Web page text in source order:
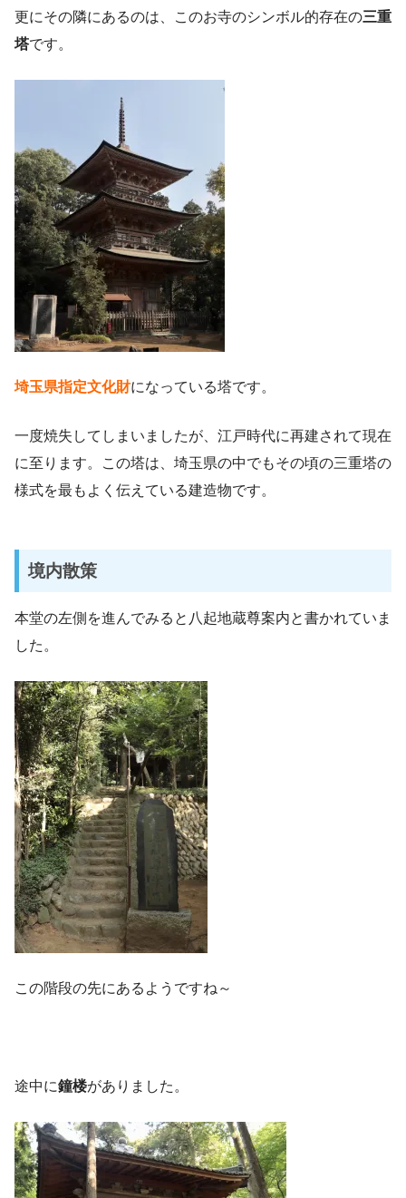
更にその隣にあるのは、このお寺のシンボル的存在の三重
塔です。
埼玉県指定文化財になっている塔です。
一度焼失してしまいましたが、江戸時代に再建されて現在
に至ります。この塔は、埼玉県の中でもその頃の三重塔の
様式を最もよく伝えている建造物です。
境内散策
本堂の左側を進んでみると八起地蔵尊案内と書かれていま
した。
この階段の先にあるようですね～
途中に鐘楼がありました。